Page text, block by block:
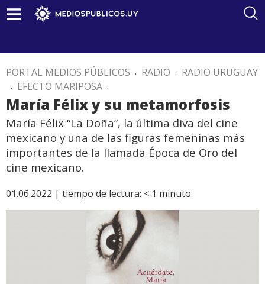
PORTAL MEDIOS PÚBLICOS . RADIO . RADIO URUGUAY
. EFECTO MARIPOSA .
María Félix y su metamorfosis
María Félix “La Doña”, la última diva del cine
mexicano y una de las figuras femeninas más
importantes de la llamada Época de Oro del
cine mexicano.
01.06.2022 | tiempo de lectura: < 1 minuto